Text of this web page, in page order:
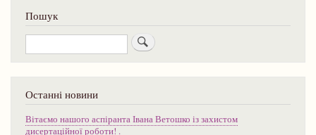
Пошук
Пошук
Останні новини
Вітаємо нашого аспіранта Івана Ветошко із захистом
дисертаційної роботи! .